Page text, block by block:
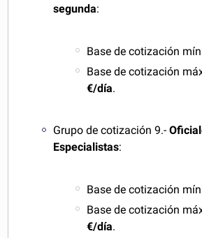
segunda:
Base de cotización
Base de cotización
€/día.
Grupo de cotización 9.-
Especialistas:
Base de cotización
Base de cotización
€/día.